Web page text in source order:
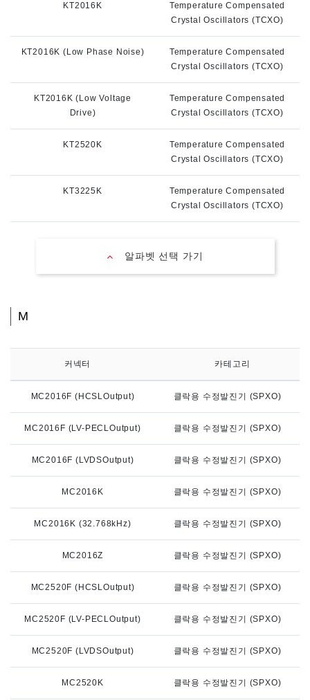
KT2016K
Temperature Compensated
Crystal Oscillators (TCXO)
KT2016K (Low Phase Noise)
Temperature Compensated
Crystal Oscillators (TCXO)
KT2016K (Low Voltage
Drive)
Temperature Compensated
Crystal Oscillators (TCXO)
KT2520K
Temperature Compensated
Crystal Oscillators (TCXO)
KT3225K
Temperature Compensated
Crystal Oscillators (TCXO)
알파벳 선택 가기
M
커넥터 카테고리
MC2016F (HCSLOutput) 클락용 수정발진기 (SPXO)
MC2016F (LV-PECLOutput) 클락용 수정발진기 (SPXO)
MC2016F (LVDSOutput) 클락용 수정발진기 (SPXO)
MC2016K 클락용 수정발진기 (SPXO)
MC2016K (32.768kHz) 클락용 수정발진기 (SPXO)
MC2016Z 클락용 수정발진기 (SPXO)
MC2520F (HCSLOutput) 클락용 수정발진기 (SPXO)
MC2520F (LV-PECLOutput) 클락용 수정발진기 (SPXO)
MC2520F (LVDSOutput) 클락용 수정발진기 (SPXO)
MC2520K 클락용 수정발진기 (SPXO)